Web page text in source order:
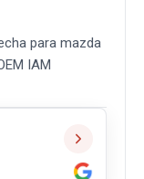
para mazda
IAM